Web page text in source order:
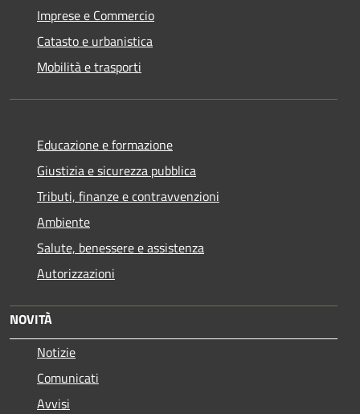
Imprese e Commercio
Catasto e urbanistica
Mobilità e trasporti
Educazione e formazione
Giustizia e sicurezza pubblica
Tributi, finanze e contravvenzioni
Ambiente
Salute, benessere e assistenza
Autorizzazioni
NOVITÀ
Notizie
Comunicati
Avvisi